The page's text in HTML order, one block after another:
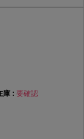
要確認